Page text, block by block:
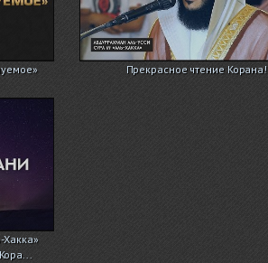
Прекрасное чтение Корана!